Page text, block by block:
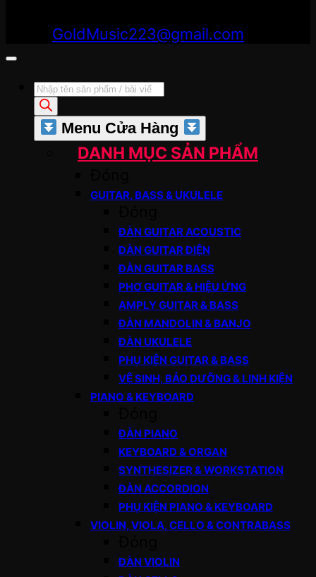
GoldMusic223@gmail.com
Tìm
kiếm
sản
phẩm
Menu Cửa Hàng
DANH MỤC SẢN PHẨM
GUITAR, BASS & UKULELE
ĐÀN GUITAR ACOUSTIC
ĐÀN GUITAR ĐIỆN
ĐÀN GUITAR BASS
PHƠ GUITAR & HIỆU ỨNG
AMPLY GUITAR & BASS
ĐÀN MANDOLIN & BANJO
ĐÀN UKULELE
PHỤ KIỆN GUITAR & BASS
VỆ SINH, BẢO DƯỠNG & LINH KIỆN
PIANO & KEYBOARD
ĐÀN PIANO
KEYBOARD & ORGAN
SYNTHESIZER & WORKSTATION
ĐÀN ACCORDION
PHỤ KIỆN PIANO & KEYBOARD
VIOLIN, VIOLA, CELLO & CONTRABASS
ĐÀN VIOLIN